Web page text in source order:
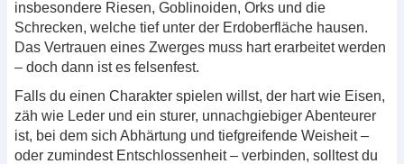
insbesondere Riesen, Goblinoiden, Orks und die
Schrecken, welche tief unter der Erdoberfläche hausen.
Das Vertrauen eines Zwerges muss hart erarbeitet werden
– doch dann ist es felsenfest.
Falls du einen Charakter spielen willst, der hart wie Eisen,
zäh wie Leder und ein sturer, unnachgiebiger Abenteurer
ist, bei dem sich Abhärtung und tiefgreifende Weisheit –
oder zumindest Entschlossenheit – verbinden, solltest du